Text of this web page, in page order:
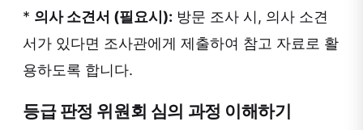
* 의사 소견서 (필요시): 방문 조사 시, 의사 소견
서가 있다면 조사관에게 제출하여 참고 자료로 활
용하도록 합니다.
등급 판정 위원회 심의 과정 이해하기